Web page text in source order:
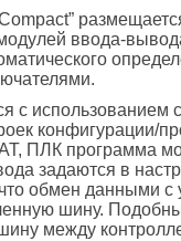
ввода-
с использованием
конфигурации/
ПЛК программа
задаются в
обмен данными
шину.
между